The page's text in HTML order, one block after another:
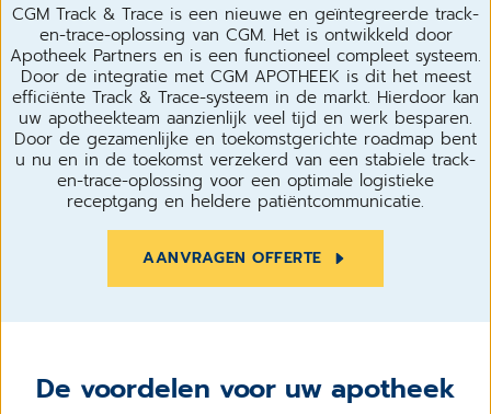
CGM Track & Trace is een nieuwe en geïntegreerde track-
en-trace-oplossing van CGM. Het is ontwikkeld door
Apotheek Partners en is een functioneel compleet systeem.
Door de integratie met CGM APOTHEEK is dit het meest
efficiënte Track & Trace-systeem in de markt. Hierdoor kan
uw apotheekteam aanzienlijk veel tijd en werk besparen.
Door de gezamenlijke en toekomstgerichte roadmap bent
u nu en in de toekomst verzekerd van een stabiele track-
en-trace-oplossing voor een optimale logistieke
receptgang en heldere patiëntcommunicatie.
AANVRAGEN OFFERTE
De voordelen voor uw apotheek